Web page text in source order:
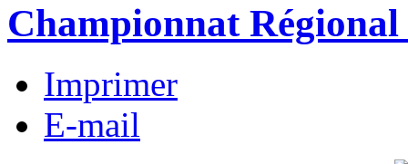
Championnat
Imprimer
E-mail